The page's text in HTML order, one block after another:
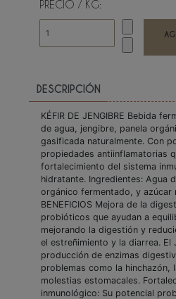
PRECIO / KG:
DESCRIPCIÓN
KÉFIR DE JENGIBRE Bebida
de agua, jengibre, panela
gasificada naturalmente. Con
propiedades antiinflamatorias
fortalecimiento del sistema
hidratante. Ingredientes: Agua
orgánico fermentado, y azúcar
BENEFICIOS Mejora de la
probióticos que ayudan a
mejorando la digestión y
el estreñimiento y la diarrea. El
producción de enzimas
problemas como la hinchazón,
molestias estomacales.
inmunológico: Su potencial